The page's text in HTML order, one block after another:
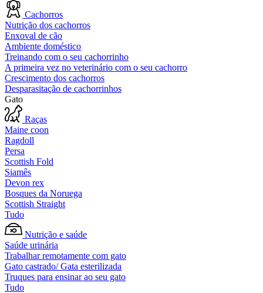
Cachorros
Nutrição dos cachorros
Enxoval de cão
Ambiente doméstico
Treinando com o seu cachorrinho
A primeira vez no veterinário com o seu cachorro
Crescimento dos cachorros
Desparasitação de cachorrinhos
Gato
Raças
Maine coon
Ragdoll
Persa
Scottish Fold
Siamês
Devon rex
Bosques da Noruega
Scottish Straight
Tudo
Nutrição e saúde
Saúde urinária
Trabalhar remotamente com gato
Gato castrado/ Gata esterilizada
Truques para ensinar ao seu gato
Tudo